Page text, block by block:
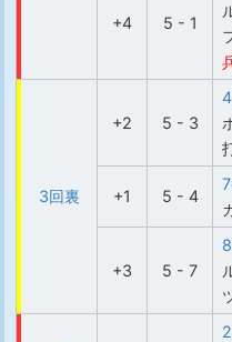
+4 5 - 1
3回裏
+2 5 - 3
+1 5 - 4
+3 5 - 7